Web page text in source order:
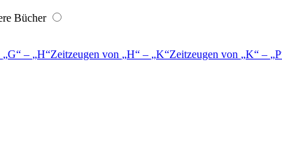
Bücher
G – H Zeitzeugen von H – K Zeitzeugen von K – P